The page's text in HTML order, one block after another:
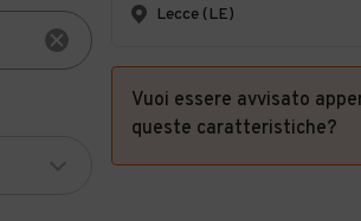
Lecce (LE)
Vuoi essere avvisato
queste caratteristiche?